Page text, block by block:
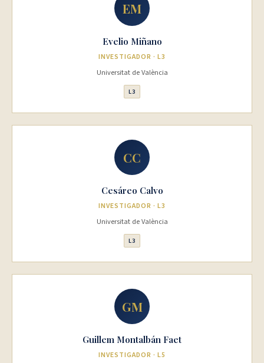
EM
Evelio Miñano
INVESTIGADOR · L3
Universitat de València
L3
CC
Cesáreo Calvo
INVESTIGADOR · L3
Universitat de València
L3
GM
Guillem Montalbán Faet
INVESTIGADOR · L5